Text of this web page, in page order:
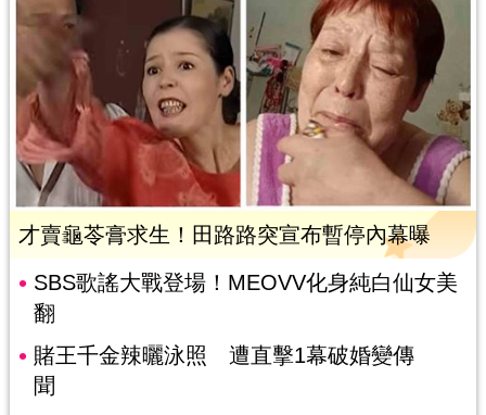
才賣龜苓膏求生！田路路突宣布暫停內幕曝
SBS歌謠大戰登場！MEOVV化身純白仙女美
翻
賭王千金辣曬泳照 遭直擊1幕破婚變傳
聞